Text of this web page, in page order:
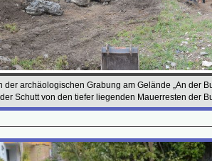
der archäologischen Grabung am Gelände „An der
der Schutt von den tiefer liegenden Mauerresten der